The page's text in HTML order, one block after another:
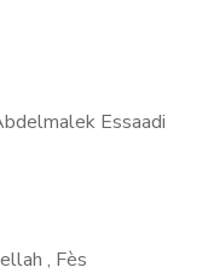
Essaadi
, Fès